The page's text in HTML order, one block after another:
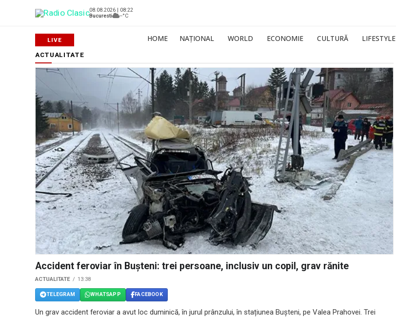
08.08.2026 | 08:22
Bucuresti
--°C
HOME NAȚIONAL WORLD ECONOMIE CULTURĂ LIFESTYLE
ACTUALITATE
Accident feroviar în Bușteni: trei persoane, inclusiv un copil, grav rănite
ACTUALITATE 13:38
TELEGRAM WHATSAPP FACEBOOK
Un grav accident feroviar a avut loc duminică, în jurul prânzului, în stațiunea Bușteni, pe Valea Prahovei. Trei